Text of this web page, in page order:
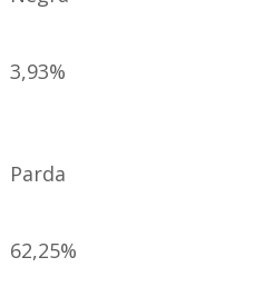
3,93%
Parda
62,25%